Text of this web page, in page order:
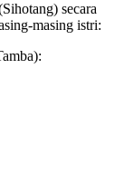
secara
masing istri: